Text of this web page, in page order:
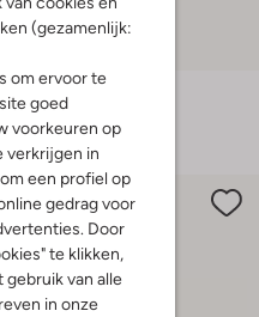
(gezamenlijk:
om ervoor te
goed
voorkeuren op
verkrijgen in
een profiel op
gedrag voor
Door
te klikken,
gebruik van alle
in onze
Laatste maten
Timberland
Platte sandalen
€ 44,95 € 21,99